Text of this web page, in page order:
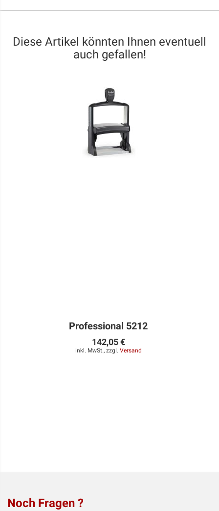
Diese Artikel könnten Ihnen eventuell
auch gefallen!
Professional 5212
142,05 €
inkl. MwSt., zzgl. Versand
Noch Fragen ?